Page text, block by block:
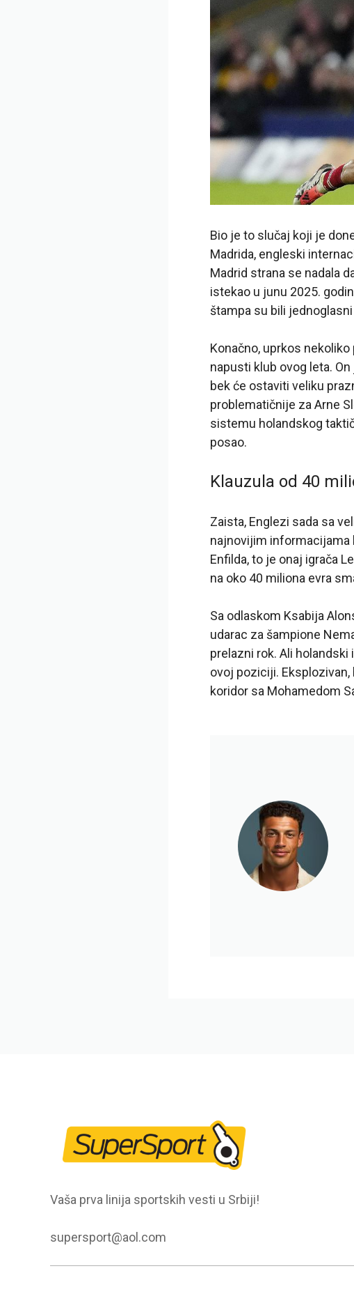
Bio je to slučaj koji je
Madrida, engleski
Madrid strana se nadala
istekao u junu 2025.
štampa su bili
Konačno, uprkos
napusti klub ovog leta.
bek će ostaviti veliku
problematičnije za Arne
sistemu holandskog
posao.
Klauzula od 40
Zaista, Englezi sada sa
najnovijim informacijama
Enfilda, to je onaj igrača
na oko 40 miliona evra
Sa odlaskom Ksabija
udarac za šampione
prelazni rok. Ali holandski
ovoj poziciji.
koridor sa Mohamedom
Vaša prva linija sportskih vesti u Srbiji!
supersport@aol.com